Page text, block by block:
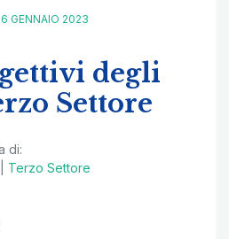
GENNAIO 2023
degli
Settore
di:
Terzo Settore